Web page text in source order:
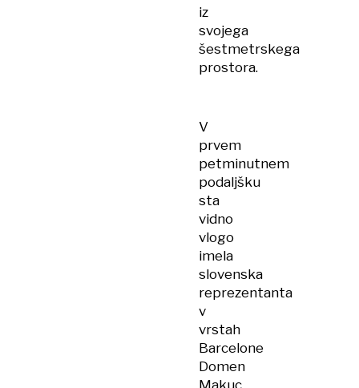
iz
svojega
šestmetrskega
prostora.
V
prvem
petminutnem
podaljšku
sta
vidno
vlogo
imela
slovenska
reprezentanta
v
vrstah
Barcelone
Domen
Makuc